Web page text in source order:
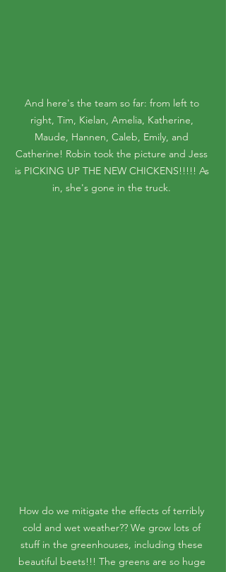
And here's the team so far: from left to
right, Tim, Kielan, Amelia, Katherine,
Maude, Hannen, Caleb, Emily, and
Catherine! Robin took the picture and Jess
is PICKING UP THE NEW CHICKENS!!!!! As
in, she's gone in the truck.
How do we mitigate the effects of terribly
cold and wet weather?? We grow lots of
stuff in the greenhouses, including these
beautiful beets!!! The greens are so huge